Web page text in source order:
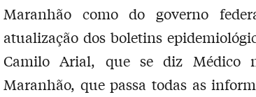
Maranhão como do governo
atualização dos boletins
Camilo Arial, que se diz Médico
Maranhão, que passa todas as